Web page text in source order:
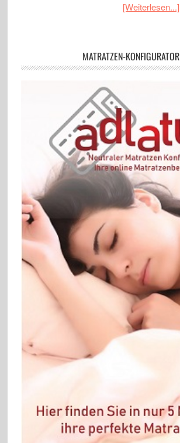
[Weiterlesen...]
MATRATZEN-KONFIGURATOR